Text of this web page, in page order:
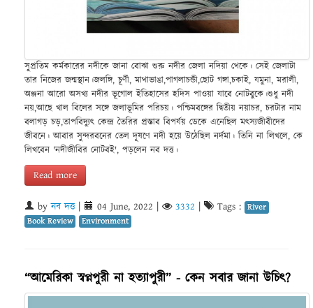
সুপ্রতিম কর্মকারের নদীকে জানা বোঝা শুরু নদীর জেলা নদিয়া থেকে। সেই জেলাটা
তার নিজের জন্মস্থান।জলঙ্গি, চূর্ণী, মাথাভাঙা,পাগলাচন্ডী,ছোট গঙ্গা,চকাই, যমুনা, মরালী,
অঞ্জনা আরো অসখ্য নদীর ভূগোল ইতিহাসের হদিস পাওয়া যাবে নোটবুকে।শুধু নদী
নয়,আছে খাল বিলের সঙ্গে জলাভূমির পরিচয়। পশ্চিমবঙ্গের দ্বিতীয় নয়াচর, চরটার নাম
বলাগড় চড়,তাপবিদ্যুৎ কেন্দ্র তৈরির প্রস্তাব বিপর্যয় ডেকে এনেছিল মৎস্যজীবীদের
জীবনে। আবার সুন্দরবনের তেল দূষণে নদী হয়ে উঠেছিল নর্দমা। তিনি না লিখলে, কে
লিখবেন 'নদীজীবির নোটবই', পড়লেন নব দত্ত।
Read more
byনব দত্ত| 04 June, 2022 3332 Tags : River
Book Review
Environment
“আমেরিকা স্বপ্নপুরী না হত্যাপুরী” - কেন সবার জানা উচিৎ?